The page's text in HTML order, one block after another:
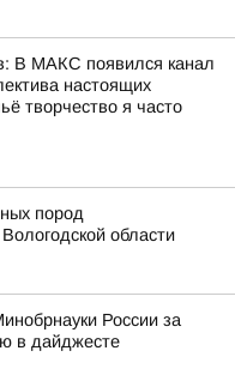
В МАКС появился канал
настоящих
творчество я часто
пород
области
России за
в дайджесте